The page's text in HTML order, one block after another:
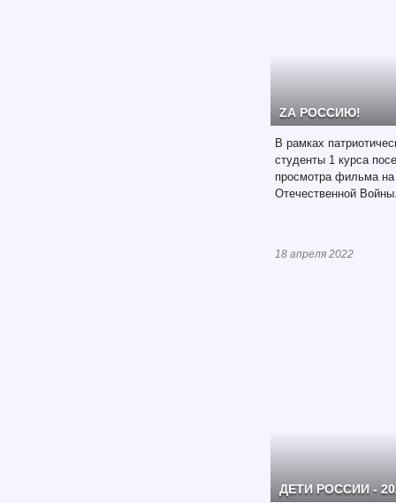
ZА РОССИЮ!
В рамках
студенты 1 курса
просмотра фильма
Отечественной
18 апреля 2022
ДЕТИ РОССИИ -